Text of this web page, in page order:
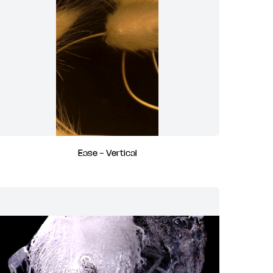
Ease - Vertical